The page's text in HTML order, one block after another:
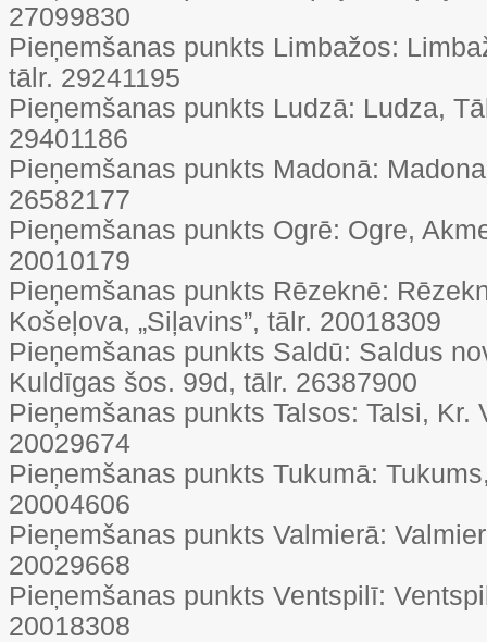
27099830
Pieņemšanas punkts Limbažos:
tālr. 29241195
Pieņemšanas punkts Ludzā: Ludza,
29401186
Pieņemšanas punkts Madonā:
26582177
Pieņemšanas punkts Ogrē: Ogre,
20010179
Pieņemšanas punkts Rēzeknē:
Košeļova, „Siļavins”, tālr. 20018309
Pieņemšanas punkts Saldū: Saldus
Kuldīgas šos. 99d, tālr. 26387900
Pieņemšanas punkts Talsos: Talsi, Kr.
20029674
Pieņemšanas punkts Tukumā:
20004606
Pieņemšanas punkts Valmierā:
20029668
Pieņemšanas punkts Ventspilī:
20018308